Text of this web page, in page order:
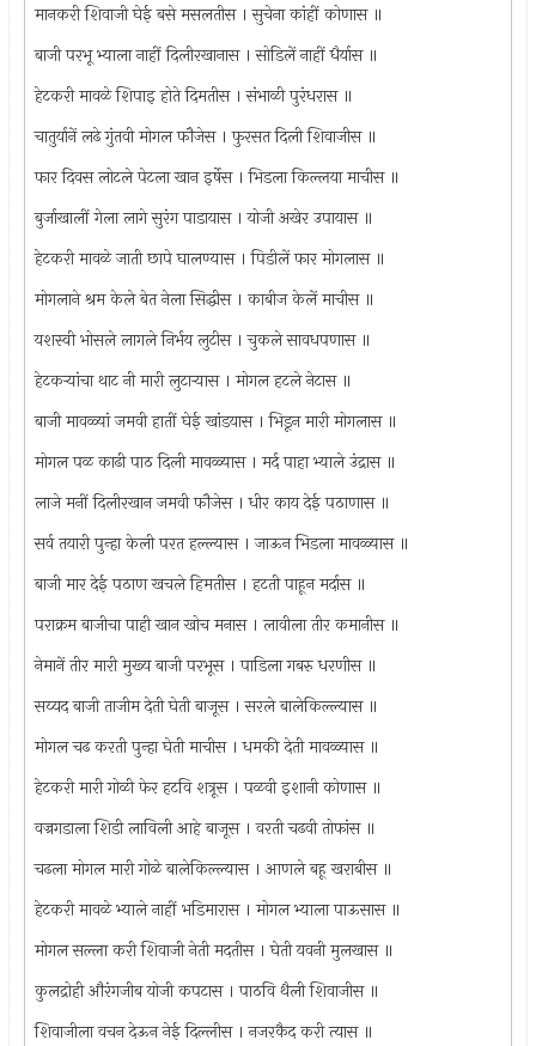
मानकरी शिवाजी घेई बसे मसलतीस । सुचेना कांहीं कोणास ॥
बाजी परभू भ्याला नाहीं दिलीरखानास । सोडिलें नाहीं धैर्यास ॥
हेटकरी मावळे शिपाइ होते दिमतीस । संभाळी पुरंधरास ॥
चातुर्यानें लढे गुंतवी मोगल फौजेस । फुरसत दिली शिवाजीस ॥
फार दिवस लोटले पेटला खान इर्षेस । भिडला किल्लया माचीस ॥
बुर्जाखालीं गेला लागे सुरंग पाडायास । योजी अखेर उपायास ॥
हेटकरी मावळे जाती छापे घालण्यास । पिडीलें फार मोगलास ॥
मोगलाने श्रम केले बेत नेला सिद्धीस । काबीज केलें माचीस ॥
यशस्वी भोसले लागले निर्भय लुटीस । चुकले सावधपणास ॥
हेटकर्‍यांचा थाट नी मारी लुटार्‍यास । मोगल हटले नेटास ॥
बाजी मावळ्यां जमवी हातीं घेई खांडयास । भिडून मारी मोगलास ॥
मोगल पळ काढी पाठ दिली मावळ्यास । मर्द पाहा भ्याले उंद्रास ॥
लाजे मनीं दिलीरखान जमवी फौजेस । धीर काय देई पठाणास ॥
सर्व तयारी पुन्हा केली परत हल्ल्यास । जाऊन भिडला मावळ्यास ॥
बाजी मार देई पठाण खचले हिमतीस । हटती पाहून मर्दास ॥
पराक्रम बाजीचा पाही खान खोच मनास । लावीला तीर कमानीस ॥
नेमानें तीर मारी मुख्य बाजी परभूस । पाडिला गबरु धरणीस ॥
सय्यद बाजी ताजीम देती घेती बाजूस । सरले बालेकिल्ल्यास ॥
मोगल चढ करती पुन्हा घेती माचीस । धमकी देती मावळ्यास ॥
हेटकरी मारी गोळी फेर हटवि शत्रूस । पळवी इशानी कोणास ॥
वज्रगडाला शिडी लाविली आहे बाजूस । वरती चढवी तोफांस ॥
चढला मोगल मारी गोळे बालेकिल्ल्यास । आणले बहू खराबीस ॥
हेटकरी मावळे भ्याले नाहीं भडिमारास । मोगल भ्याला पाऊसास ॥
मोगल सल्ला करी शिवाजी नेती मदतीस । घेती यवनी मुलखास ॥
कुलद्रोही औरंगजीब योजी कपटास । पाठवि थैली शिवाजीस ॥
शिवाजीला वचन देऊन नेई दिल्लीस । नजरकैद करी त्यास ॥